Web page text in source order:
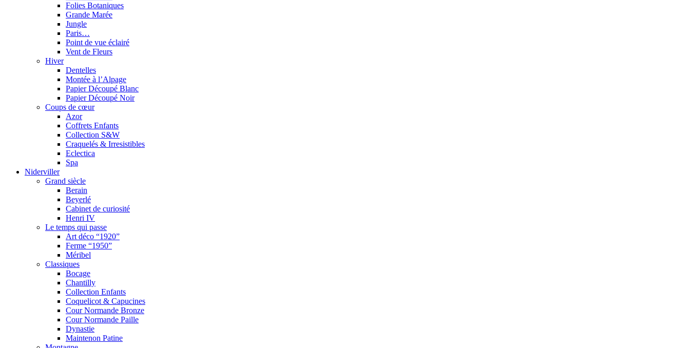
Folies Botaniques
Grande Marée
Jungle
Paris…
Point de vue éclairé
Vent de Fleurs
Hiver
Dentelles
Montée à l’Alpage
Papier Découpé Blanc
Papier Découpé Noir
Coups de cœur
Azor
Coffrets Enfants
Collection S&W
Craquelés & Irresistibles
Eclectica
Spa
Niderviller
Grand siècle
Berain
Beyerlé
Cabinet de curiosité
Henri IV
Le temps qui passe
Art déco “1920”
Ferme “1950”
Méribel
Classiques
Bocage
Chantilly
Collection Enfants
Coquelicot & Capucines
Cour Normande Bronze
Cour Normande Paille
Dynastie
Maintenon Patine